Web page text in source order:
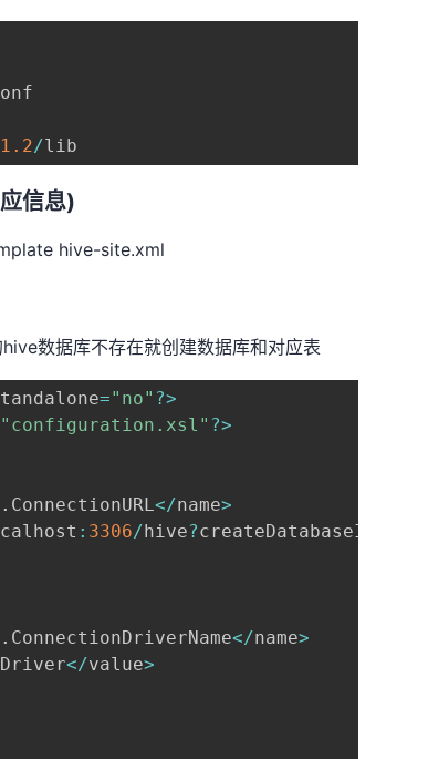
.2/lib
信息)
hive-site.xml
数据库不存在就创建数据库和对应表
="no" ?>
"configuration.xsl" ?>
. ConnectionURL</name>
: 3306/hive?
. ConnectionDriverName</name>
Driver</value>